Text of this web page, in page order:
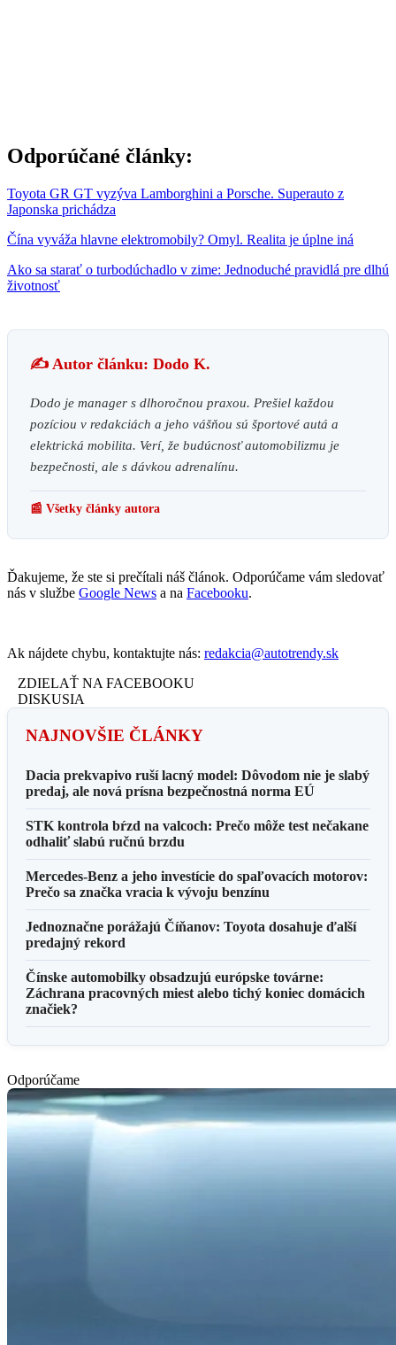
Odporúčané články:
Toyota GR GT vyzýva Lamborghini a Porsche. Superauto z
Japonska prichádza
Čína vyváža hlavne elektromobily? Omyl. Realita je úplne iná
Ako sa starať o turbodúchadlo v zime: Jednoduché pravidlá pre dlhú
životnosť
✍️ Autor článku: Dodo K.
Dodo je manager s dlhoročnou praxou. Prešiel každou
pozíciou v redakciách a jeho vášňou sú športové autá a
elektrická mobilita. Verí, že budúcnosť automobilizmu je
bezpečnosti, ale s dávkou adrenalínu.
📰 Všetky články autora
Ďakujeme, že ste si prečítali náš článok. Odporúčame vám sledovať
nás v službe Google News a na Facebooku.
Ak nájdete chybu, kontaktujte nás: redakcia@autotrendy.sk
ZDIELAŤ NA FACEBOOKU
DISKUSIA
NAJNOVŠIE ČLÁNKY
Dacia prekvapivo ruší lacný model: Dôvodom nie je slabý
predaj, ale nová prísna bezpečnostná norma EÚ
STK kontrola bŕzd na valcoch: Prečo môže test nečakane
odhaliť slabú ručnú brzdu
Mercedes-Benz a jeho investície do spaľovacích motorov:
Prečo sa značka vracia k vývoju benzínu
Jednoznačne porážajú Číňanov: Toyota dosahuje ďalší
predajný rekord
Čínske automobilky obsadzujú európske továrne:
Záchrana pracovných miest alebo tichý koniec domácich
značiek?
Odporúčame